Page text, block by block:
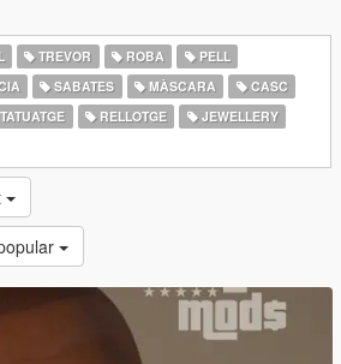
TREVOR ROBA
PELL
SABATES MÀSCARA
CASC
RELLOTGE
JEWELLERY